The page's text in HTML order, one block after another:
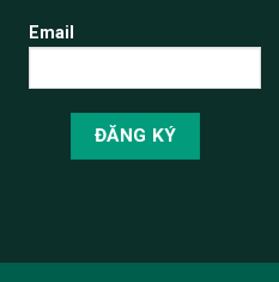
Email